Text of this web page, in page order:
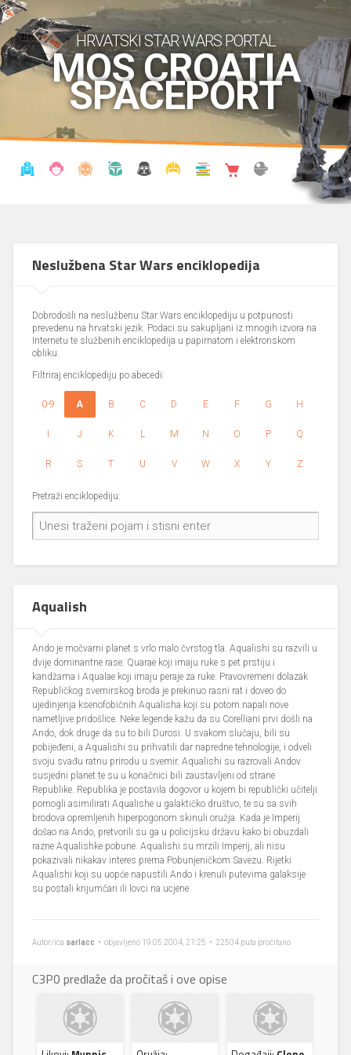
HRVATSKI STAR WARS PORTAL
MOS CROATIA
SPACEPORT
Neslužbena Star Wars enciklopedija
Dobrodošli na neslužbenu Star Wars enciklopediju u potpunosti
prevedenu na hrvatski jezik. Podaci su sakupljani iz mnogih izvora na
Internetu te službenih enciklopedija u papirnatom i elektronskom
obliku.
Filtriraj enciklopediju po abecedi:
0-9 A B C D E F G H
I J K L M N O P Q
R S T U V W X Y Z
Pretraži enciklopediju:
Aqualish
Ando je močvarni planet s vrlo malo čvrstog tla. Aqualishi su razvili u
dvije dominantne rase: Quarae koji imaju ruke s pet prstiju i
kandžama i Aqualae koji imaju peraje za ruke. Pravovremeni dolazak
Republičkog svemirskog broda je prekinuo rasni rat i doveo do
ujedinjenja ksenofobičnih Aqualisha koji su potom napali nove
nametljive pridošlice. Neke legende kažu da su Corelliani prvi došli na
Ando, dok druge da su to bili Durosi. U svakom slučaju, bili su
pobijeđeni, a Aqualishi su prihvatili dar napredne tehnologije, i odveli
svoju svađu ratnu prirodu u svemir. Aqualishi su razrovali Andov
susjedni planet te su u konačnici bili zaustavljeni od strane
Republike. Republika je postavila dogovor u kojem bi republički učitelji
pomogli asimilirati Aqualishe u galaktičko društvo, te su sa svih
brodova opremljenih hiperpogonom skinuli oružja. Kada je Imperij
došao na Ando, pretvorili su ga u policijsku državu kako bi obuzdali
razne Aqualishke pobune. Aqualishi su mrzili Imperij, ali nisu
pokazivali nikakav interes prema Pobunjeničkom Savezu. Rijetki
Aqualishi koji su uopće napustili Ando i krenuli putevima galaksije
su postali krijumčari ili lovci na ucjene.
Autor/ica sarlacc • objavljeno 19.05.2004, 21:25 • 22504 puta pročitano
C3P0 predlaže da pročitaš i ove opise